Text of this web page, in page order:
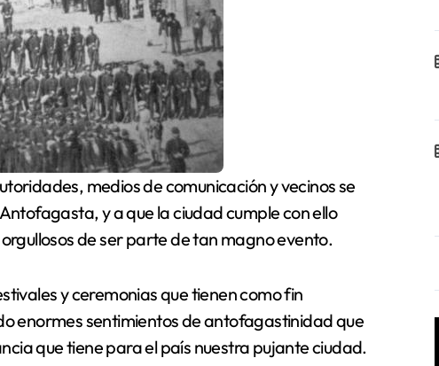
y a que la ciudad cumple con ello
de ser parte de tan magno evento.
y ceremonias que tienen como fin
enormes sentimientos de antofagastinidad que
que tiene para el país nuestra pujante ciudad.